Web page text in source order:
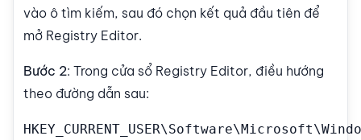
vào ô tìm kiếm, sau đó chọn kết quả đầu tiên để
mở Registry Editor.
Bước 2: Trong cửa sổ Registry Editor, điều hướng
theo đường dẫn sau: